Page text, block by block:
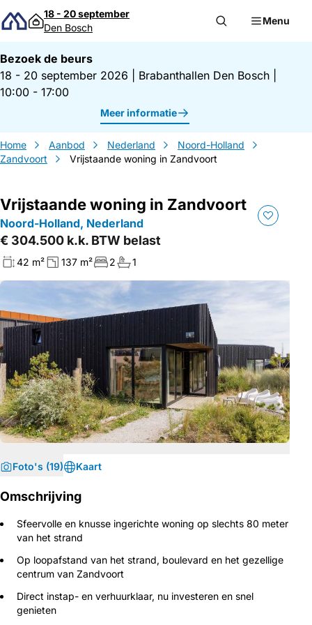
Direct naar inhoud
18 - 20 september
Den Bosch
Menu
Bezoek de beurs
18 - 20 september 2026
Brabanthallen Den Bosch
10:00 - 17:00
Meer informatie
Home Aanbod Nederland
Noord-Holland
Zandvoort
Vrijstaande woning in Zandvoort
Vrijstaande woning in Zandvoort
Noord-Holland, Nederland
€ 304.500 k.k. BTW belast
42 m² 137 m² 2 1
Foto's (19) Kaart
Omschrijving
Sfeervolle en knusse ingerichte woning op slechts 80 meter
van het strand
Op loopafstand van het strand, boulevard en het gezellige
centrum van Zandvoort
Direct instap- en verhuurklaar, nu investeren en snel
genieten